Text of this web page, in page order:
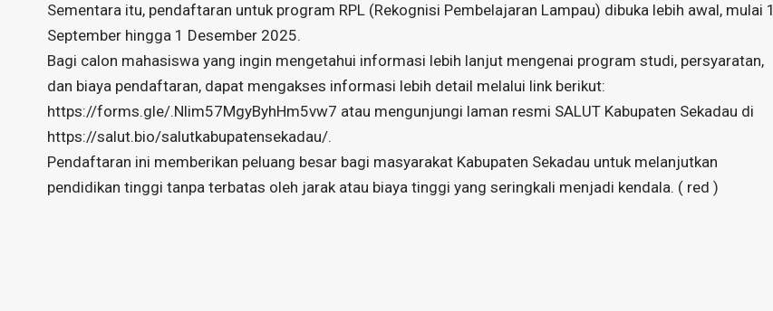
Sementara itu, pendaftaran untuk program RPL (Rekognisi Pembelajaran Lampau) dibuka lebih awal, mulai 1
September hingga 1 Desember 2025.
Bagi calon mahasiswa yang ingin mengetahui informasi lebih lanjut mengenai program studi, persyaratan,
dan biaya pendaftaran, dapat mengakses informasi lebih detail melalui link berikut:
https://forms.gle/.Nlim57MgyByhHm5vw7 atau mengunjungi laman resmi SALUT Kabupaten Sekadau di
https://salut.bio/salutkabupatensekadau/.
Pendaftaran ini memberikan peluang besar bagi masyarakat Kabupaten Sekadau untuk melanjutkan
pendidikan tinggi tanpa terbatas oleh jarak atau biaya tinggi yang seringkali menjadi kendala. ( red )